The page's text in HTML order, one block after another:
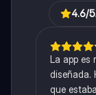
4.6/5
La app es
diseñada.
que